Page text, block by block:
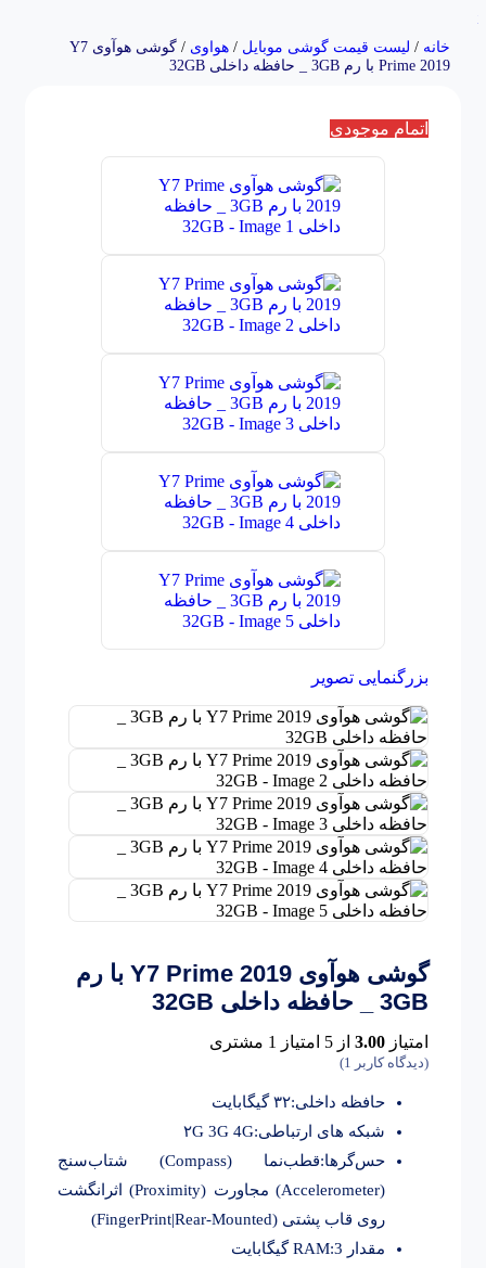
خانه / لیست قیمت گوشی موبایل / هواوی /
گوشی هوآوی Y7
Prime 2019 با رم 3GB _ حافظه داخلی 32GB
اتمام موجودی
بزرگنمایی تصویر
گوشی هوآوی Y7 Prime 2019 با رم
3GB _ حافظه داخلی 32GB
امتیاز 3.00 از 5 امتیاز 1 مشتری
(دیدگاه کاربر 1
)
حافظه داخلی:۳۲ گیگابایت
شبکه های ارتباطی:۲G 3G 4G
حس‌گرها:قطب‌نما (Compass) شتاب‌سنج
(Accelerometer) مجاورت (Proximity) اثرانگشت
روی قاب پشتی (FingerPrint|Rear-Mounted)
مقدار RAM:3 گیگابایت